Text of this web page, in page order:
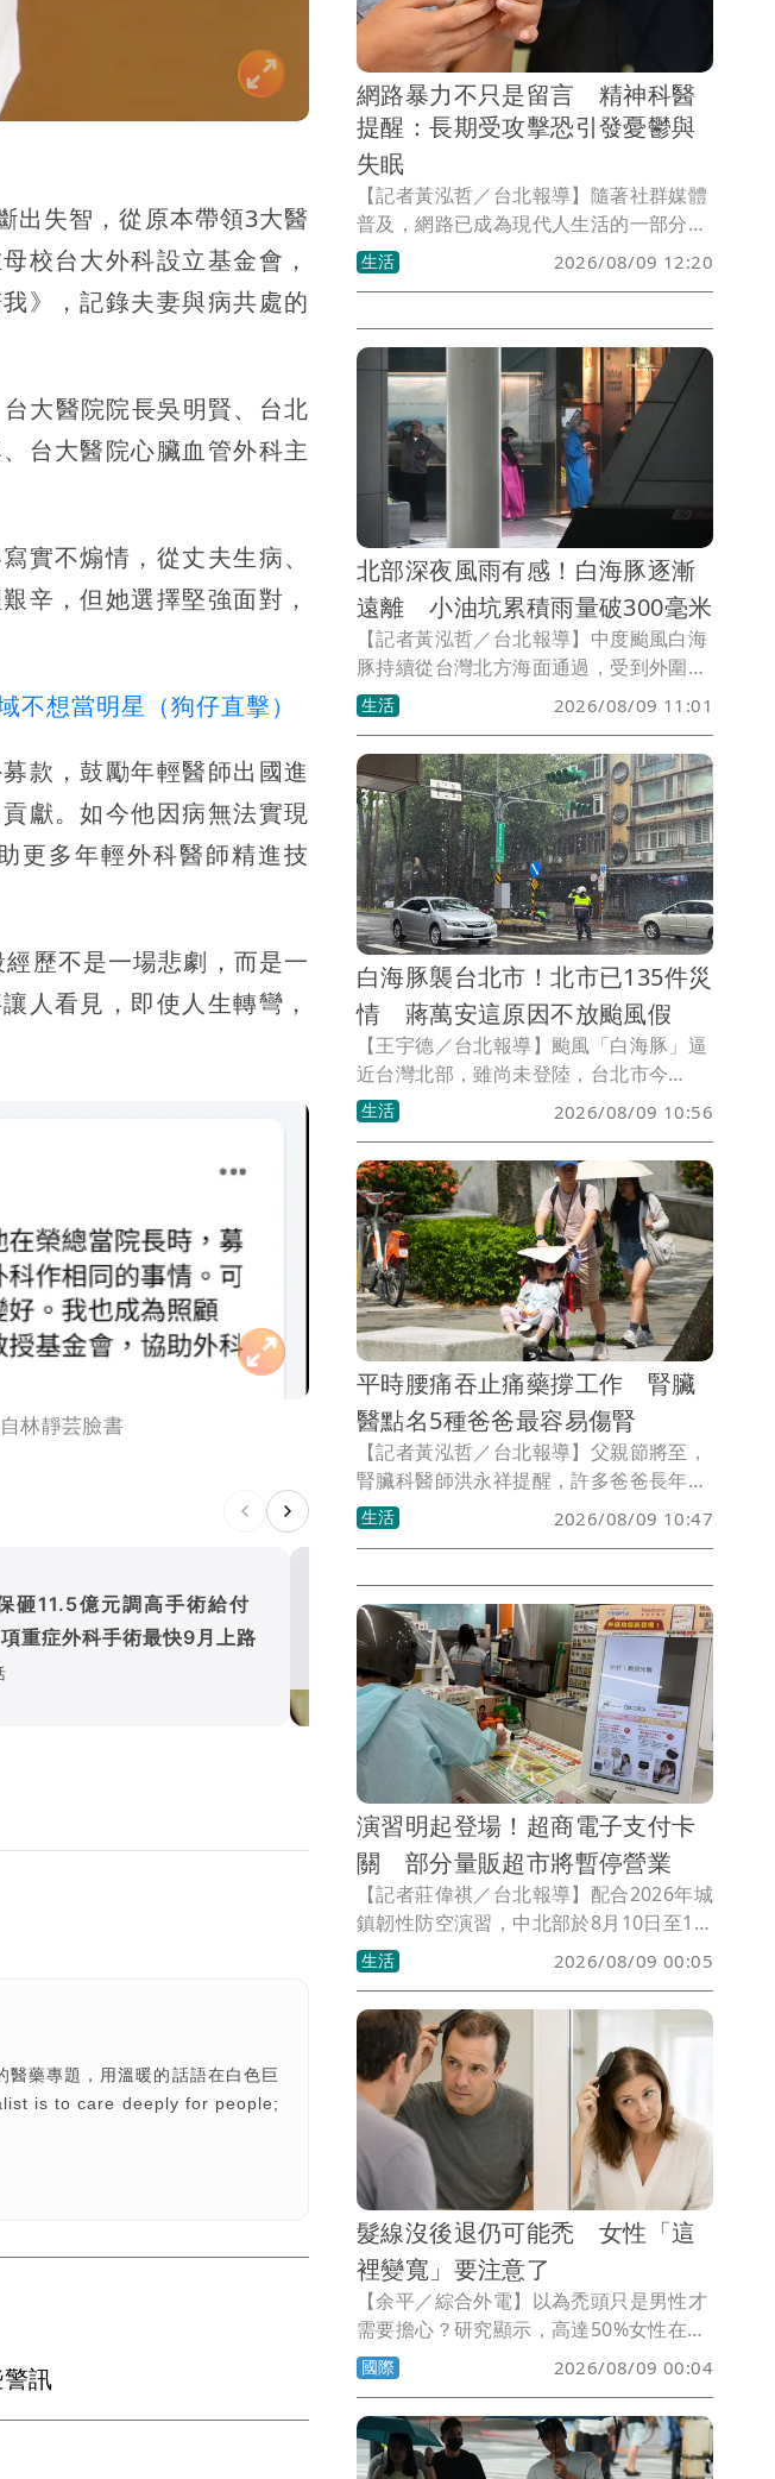
出失智，從原本帶領3大醫
校台大外科設立基金會，
》，記錄夫妻與病共處的
大醫院院長吳明賢、台北
台大醫院心臟血管外科主
實不煽情，從丈夫生病、
辛，但她選擇堅強面對，
想當明星（狗仔直擊）
款，鼓勵年輕醫師出國進
獻。如今他因病無法實現
更多年輕外科醫師精進技
歷不是一場悲劇，而是一
人看見，即使人生轉彎，
林靜芸臉書
砸11.5億元調高手術給付
重症外科手術最快9月上路
網路暴力不只是留言 精神
提醒：長期受攻擊恐引發憂
失眠
生活
藥專題，用溫暖的話語在白色巨
is to care deeply for people;
訊
網路暴力不只是留言 精神科醫
提醒：長期受攻擊恐引發憂鬱與
失眠
【記者黃泓哲／台北報導】隨著社群媒體
普及，網路已成為現代人生活的一部分，
但也讓網路霸凌問題日益嚴重。精神科醫
師楊聰財表示，許多人以為惡意留言只是
長期焦慮、失眠，甚至留下難以抹滅的心
理創傷。近年國內外都曾發生因網路霸凌
導致嚴重心理問題的案例，顯示網路暴力
絕非只是虛擬世界的衝突，而是真實存在
的心理傷害。
生活 2026/08/09 12:20
北部深夜風雨有感！白海豚逐漸
遠離 小油坑累積雨量破300毫米
【記者黃泓哲／台北報導】中度颱風白海
豚持續從台灣北方海面通過，受到外圍環
流影響，北台灣從深夜開始出現明顯風
雨。根據氣象署資料，白海豚9日上午8時
位於台北北北東方約360公里海面，以每
小時16公里速度向西北西移動，近中心最
大風速每秒33公尺。氣象署指出，颱風強
度略為減弱，暴風圈也有逐漸縮小趨勢，
但仍持續影響台灣北部海域及周邊天氣。
生活 2026/08/09 11:01
白海豚襲台北市！北市已135件災
情 蔣萬安這原因不放颱風假
【王宇德／台北報導】颱風「白海豚」逼
近台灣北部，雖尚未登陸，台北市今
（9）日已明顯感受到強風豪雨威力，多
個行政區接連傳出路樹倒塌、招牌掉落及
建物、施工設施受損等災情，截至上午已
累計約135件，其中18件仍在搶修，所幸
目前未傳出人員傷亡。
生活 2026/08/09 10:56
平時腰痛吞止痛藥撐工作 腎臟
醫點名5種爸爸最容易傷腎
【記者黃泓哲／台北報導】父親節將至，
腎臟科醫師洪永祥提醒，許多爸爸長年為
家庭打拚，卻常把自己的健康擺在最後，
等到身體出現警訊才發現腎功能已經嚴重
期熬夜工作、腰痛就靠止痛藥撐著，直到
日前突然暈倒送醫，檢查才發現腎功能已
惡化到尿毒症程度，未來必須接受長期洗
腎治療。
生活 2026/08/09 10:47
演習明起登場！超商電子支付卡
關 部分量販超市將暫停營業
【記者莊偉祺／台北報導】配合2026年城
鎮韌性防空演習，中北部於8月10日至13
日陸續登場行動網路降速演練，超商、超
市量販也公布因應措施，包含將暫停部分
電子支付、APP部分功能恐受影響，更有
配合演習暫停營業。
生活 2026/08/09 00:05
髮線沒後退仍可能禿 女性「這
裡變寬」要注意了
【余平／綜合外電】以為禿頭只是男性才
需要擔心？研究顯示，高達50%女性在70
歲前也會出現雄性禿，但女性通常不是髮
線後退，而是頭頂逐漸稀疏，經常拖到分
線愈來愈寬才察覺。
國際 2026/08/09 00:04